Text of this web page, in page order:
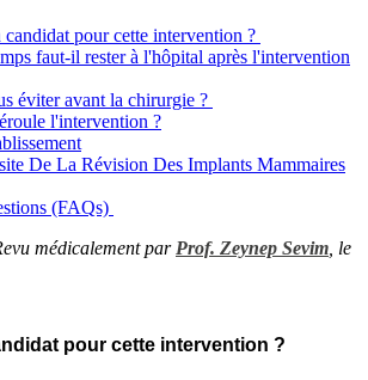
pour cette intervention ?
faut-il rester à l'hôpital après l'intervention
éviter avant la chirurgie ?
l'intervention ?
De La Révision Des Implants Mammaires
(FAQs)
médicalement par Prof. Zeynep Sevim , le
pour cette intervention ?